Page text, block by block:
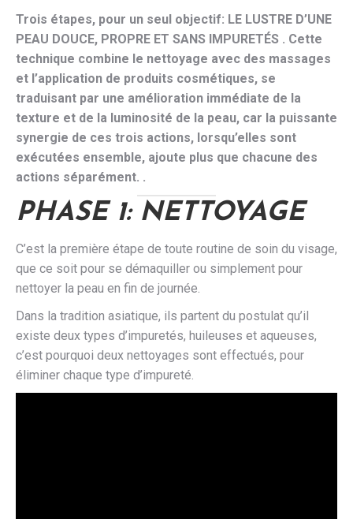
Trois étapes, pour un seul objectif: LE LUSTRE D’UNE
PEAU DOUCE, PROPRE ET SANS IMPURETÉS . Cette
technique combine le nettoyage avec des massages
et l’application de produits cosmétiques, se
traduisant par une amélioration immédiate de la
texture et de la luminosité de la peau, car la puissante
synergie de ces trois actions, lorsqu’elles sont
exécutées ensemble, ajoute plus que chacune des
actions séparément. .
PHASE 1: NETTOYAGE
C’est la première étape de toute routine de soin du visage,
que ce soit pour se démaquiller ou simplement pour
nettoyer la peau en fin de journée.
Dans la tradition asiatique, ils partent du postulat qu’il
existe deux types d’impuretés, huileuses et aqueuses,
c’est pourquoi deux nettoyages sont effectués, pour
éliminer chaque type d’impureté.